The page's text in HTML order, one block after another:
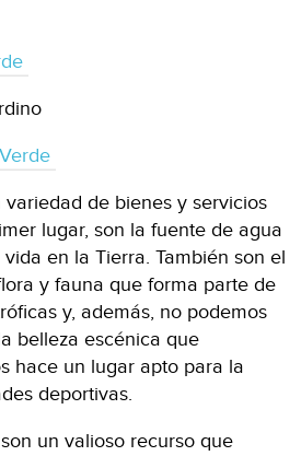
variedad de bienes y servicios
lugar, son la fuente de agua
en la Tierra. También son el
y fauna que forma parte de
y, además, no podemos
belleza escénica que
hace un lugar apto para la
deportivas.
un valioso recurso que